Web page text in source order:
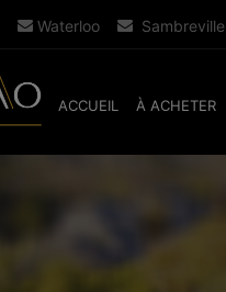
Waterloo Sambreville
ACCUEIL À ACHETER